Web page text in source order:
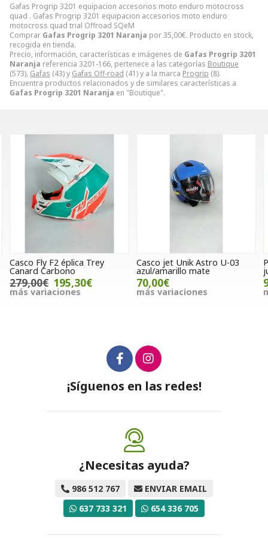
Gafas Progrip 3201 equipacion accesorios moto enduro motocross
quad . Gafas Progrip 3201 equipacion accesorios moto enduro
motocross quad trial Offroad SQeM
Comprar Gafas Progrip 3201 Naranja por35,00€. Producto en stock,
recogida en tienda.
Precio, información, características e imágenes de Gafas Progrip 3201
Naranja referencia 3201-166, pertenece a las categorías Boutique
(573), Gafas (43) y Gafas Off-road (41) y a la marca Progrip (8).
Encuentra productos relacionados y de similares características a
Gafas Progrip 3201 Naranja en "Boutique".
Casco Fly F2 éplica Trey
Canard Carbono
279,00€ 195,30€
más variaciones
Casco jet Unik Astro U-03
azul/amarillo mate
70,00€
más variaciones
¡Síguenos en las redes!
¿Necesitas ayuda?
986 512 767
ENVIAR EMAIL
637 733 321
654 336 705